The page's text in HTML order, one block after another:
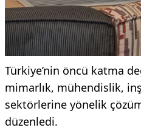
Türkiye’nin öncü katma
mimarlık, mühendislik,
sektörlerine yönelik
düzenledi.